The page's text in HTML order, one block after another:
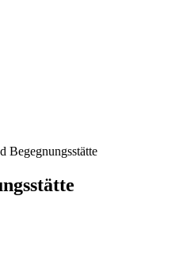
Begegnungsstätte